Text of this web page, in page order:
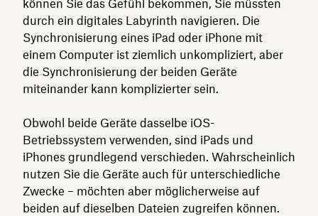
können Sie das Gefühl bekommen, Sie müssten
durch ein digitales Labyrinth navigieren. Die
Synchronisierung eines iPad oder iPhone mit
einem Computer ist ziemlich unkompliziert, aber
die Synchronisierung der beiden Geräte
miteinander kann komplizierter sein.
Obwohl beide Geräte dasselbe iOS-
Betriebssystem verwenden, sind iPads und
iPhones grundlegend verschieden. Wahrscheinlich
nutzen Sie die Geräte auch für unterschiedliche
Zwecke – möchten aber möglicherweise auf
beiden auf dieselben Dateien zugreifen können.